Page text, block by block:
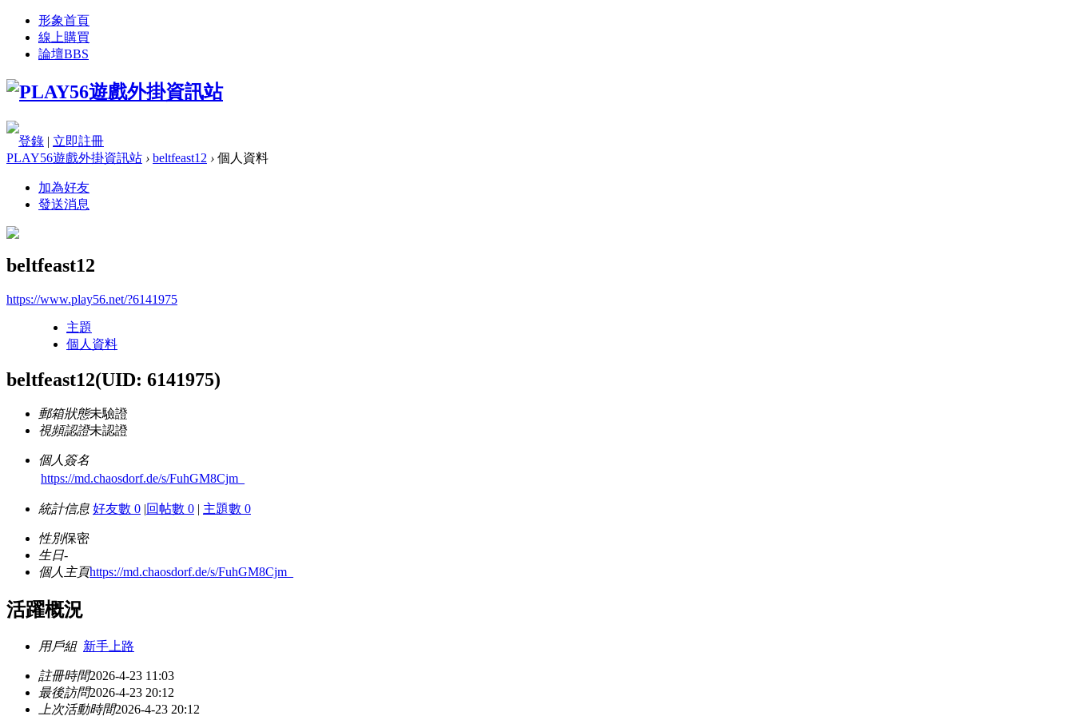
形象首頁
線上購買
論壇BBS
登錄 | 立即註冊
PLAY56遊戲外掛資訊站 › beltfeast12 › 個人資料
加為好友
發送消息
beltfeast12
https://www.play56.net/?6141975
主題
個人資料
beltfeast12(UID: 6141975)
郵箱狀態未驗證
視頻認證未認證
個人簽名
https://md.chaosdorf.de/s/FuhGM8Cjm_
統計信息 好友數 0 |回帖數 0 | 主題數 0
性別保密
生日-
個人主頁https://md.chaosdorf.de/s/FuhGM8Cjm_
活躍概況
用戶組 新手上路
註冊時間2026-4-23 11:03
最後訪問2026-4-23 20:12
上次活動時間2026-4-23 20:12